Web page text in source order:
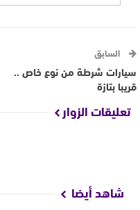
السابق
سيارات شرطة من نوع خاص ..
قريبا بتازة
تعليقات الزوار
شاهد أيضا